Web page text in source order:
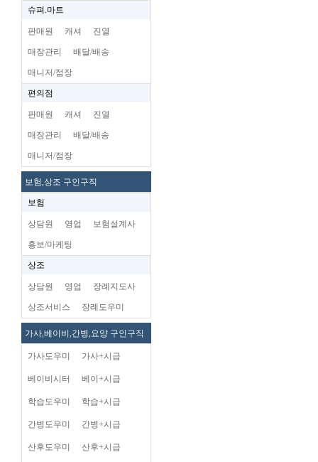
슈펴.마트
판매원 캐셔 진열
매장관리 배달/배송
매니저/점장
편의점
판매원 캐셔 진열
매장관리 배달/배송
매니저/점장
보험,상조 구인구직
보험
상담원 영업 보험설계사
홍보/마케팅
상조
상담원 영업 장례지도사
상조서비스 장례도우미
가사,베이비,간병,요양 구인구직
가사도우미 가사+시급
베이비시터 베이+시급
학습도우미 학습+시급
간병도우미 간병+시급
산후도우미 산후+시급